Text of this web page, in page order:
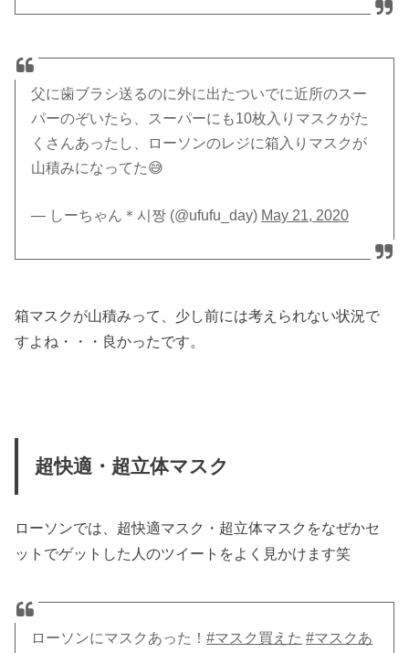
父に歯ブラシ送るのに外に出たついでに近所のスー
パーのぞいたら、スーパーにも10枚入りマスクがた
くさんあったし、ローソンのレジに箱入りマスクが
山積みになってた😅
— しーちゃん＊시짱 (@ufufu_day) May 21, 2020
箱マスクが山積みって、少し前には考えられない状況で
すよね・・・良かったです。
超快適・超立体マスク
ローソンでは、超快適マスク・超立体マスクをなぜかセ
ットでゲットした人のツイートをよく見かけます笑
ローソンにマスクあった！#マスク買えた #マスクあ